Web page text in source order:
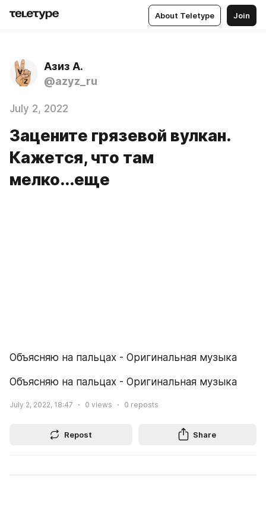
About Teletype Join
Азиз А.
@azyz_ru
July 2, 2022
Зацените грязевой вулкан.
Кажется, что там
мелко...еще
Объясняю на пальцах - Оригинальная музыка
Объясняю на пальцах - Оригинальная музыка
July 2, 2022, 18:47 0 views 0 reposts
Repost Share